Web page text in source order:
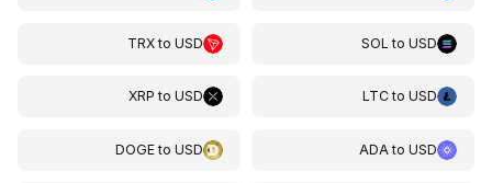
SOL toUSD
TRXtoUSD
LTCtoUSD
XRP toUSD
ADA toUSD
DOGEtoUSD